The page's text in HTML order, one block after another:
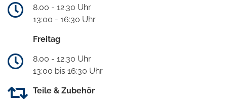
8.00 - 12.30 Uhr
13:00 - 16:30 Uhr
Freitag
8.00 - 12.30 Uhr
13:00 bis 16:30 Uhr
Teile & Zubehör